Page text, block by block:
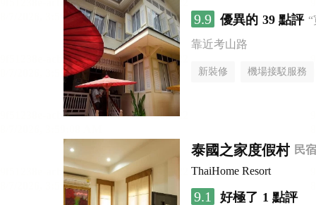
9.9 優異的 39 點評
靠近考山路
新裝修 機場接駁服務
泰國之家度假村 民宿
ThaiHome Resort
9.1 好極了 1 點評